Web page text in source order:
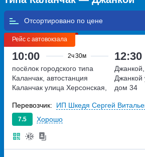
Отсортировано по
Рейс с автовокзала
10:00 2ч30м 12:30
посёлок городского типа
Каланчак, автостанция
Каланчак улица Херсонская,
Джанкой,
Джанкой
дом 34
7.5 Хорошо
Перевозчик: ИП Шкедя Сергей